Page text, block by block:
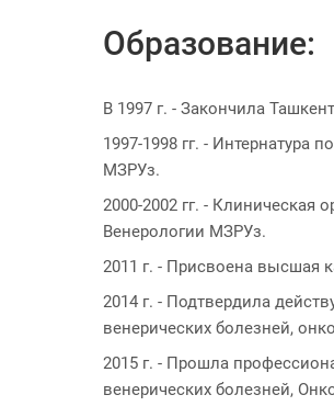
Образование:
В 1997 г. - Закончила
1997-1998 гг. -
МЗРУз.
2000-2002 гг. -
Венерологии МЗРУз.
2011 г. - Присвоена высшая
2014 г. - Подтвердила
венерических болезней,
2015 г. - Прошла
венерических болезней,